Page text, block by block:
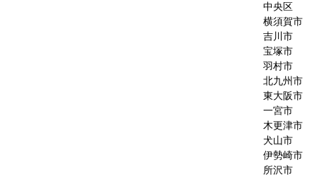
中央区
横須賀市
吉川市
宝塚市
羽村市
北九州市
東大阪市
一宮市
木更津市
犬山市
伊勢崎市
所沢市